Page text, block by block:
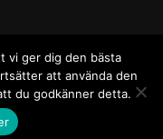
från konferensen
Science som
Biotech på
MVP Themes, powered
vi ger dig den bästa
att använda den
du godkänner detta.